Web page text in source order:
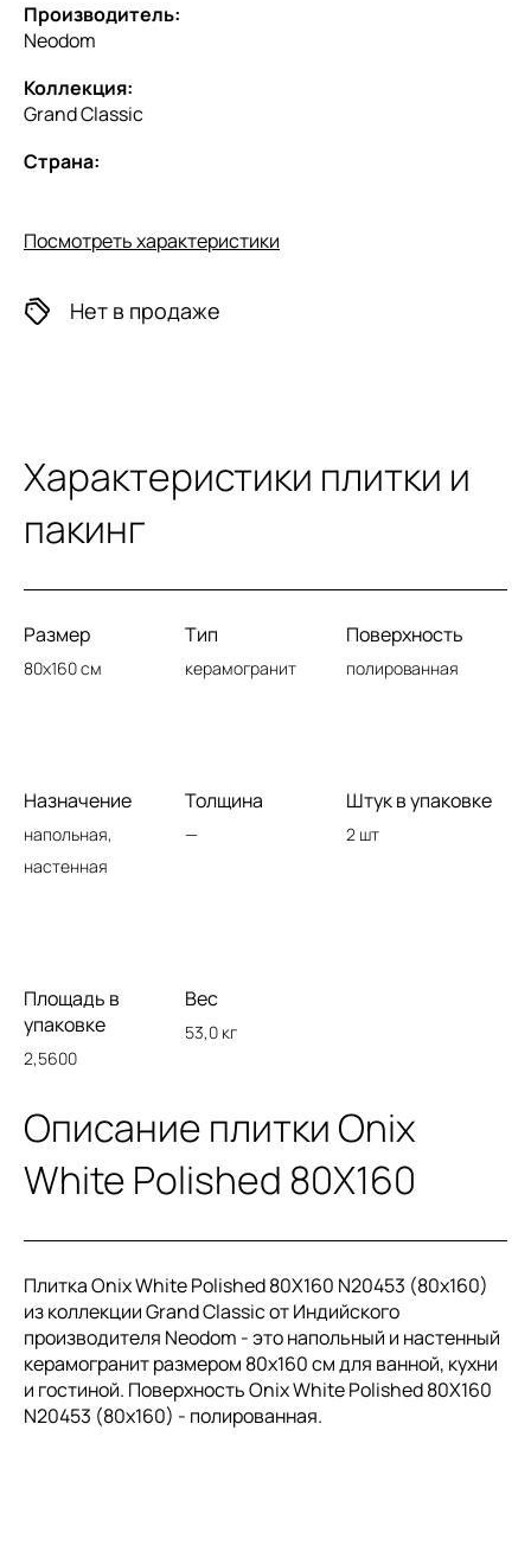
Производитель:
Neodom
Коллекция:
Grand Classic
Страна:
Посмотреть характеристики
Нет в продаже
Характеристики плитки и
пакинг
Размер
80x160 см
Тип
керамогранит
Поверхность
полированная
Назначение
напольная,
настенная
Толщина
—
Штук в упаковке
2 шт
Площадь в
упаковке
2,5600
Вес
53,0 кг
Описание плитки Onix
White Polished 80X160
Плитка Onix White Polished 80X160 N20453 (80x160)
из коллекции Grand Classic от Индийского
производителя Neodom - это напольный и настенный
керамогранит размером 80x160 см для ванной, кухни
и гостиной. Поверхность Onix White Polished 80X160
N20453 (80x160) - полированная.